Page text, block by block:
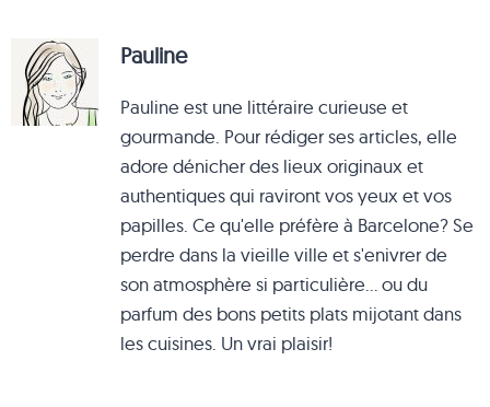
Pauline
Pauline est une littéraire curieuse et
gourmande. Pour rédiger ses articles, elle
adore dénicher des lieux originaux et
authentiques qui raviront vos yeux et vos
papilles. Ce qu'elle préfère à Barcelone? Se
perdre dans la vieille ville et s'enivrer de
son atmosphère si particulière... ou du
parfum des bons petits plats mijotant dans
les cuisines. Un vrai plaisir!